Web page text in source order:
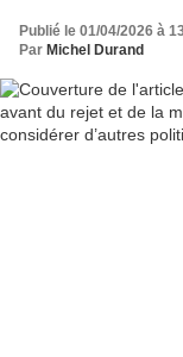
Publié le 01/04/2026 à
Par Michel Durand